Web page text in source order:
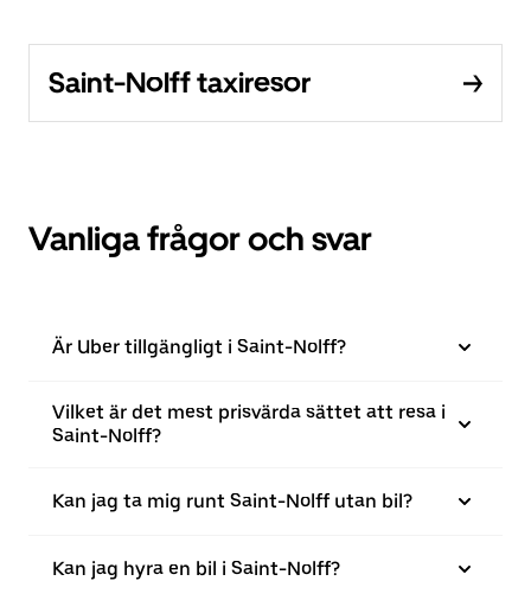
Saint-Nolff taxiresor
Vanliga frågor och svar
Är Uber tillgängligt i Saint-Nolff?
Vilket är det mest prisvärda sättet att resa i
Saint-Nolff?
Kan jag ta mig runt Saint-Nolff utan bil?
Kan jag hyra en bil i Saint-Nolff?